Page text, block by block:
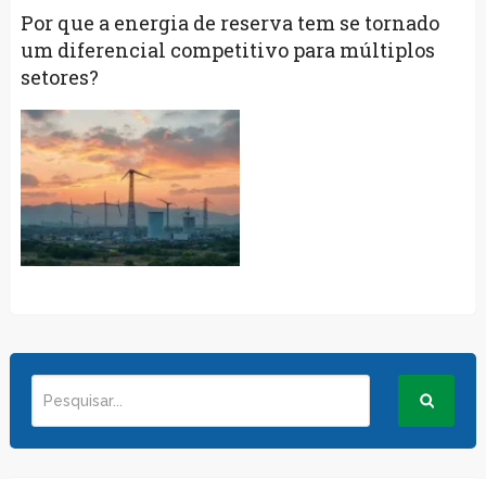
Por que a energia de reserva tem se tornado
um diferencial competitivo para múltiplos
setores?